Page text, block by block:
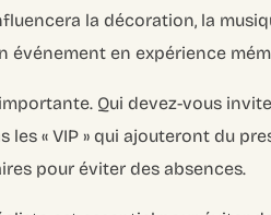
la décoration, la
événement en expérience
Qui devez-vous
les « VIP » qui ajouteront du
pour éviter des absences.